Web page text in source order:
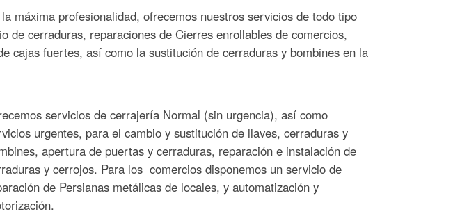
máxima profesionalidad, ofrecemos nuestros servicios de todo tipo
cerraduras, reparaciones de Cierres enrollables de comercios,
cajas fuertes, así como la sustitución de cerraduras y bombines en la
servicios de cerrajería Normal (sin urgencia), así como
urgentes, para el cambio y sustitución de llaves, cerraduras y
apertura de puertas y cerraduras, reparación e instalación de
y cerrojos. Para los comercios disponemos un servicio de
de Persianas metálicas de locales, y automatización y